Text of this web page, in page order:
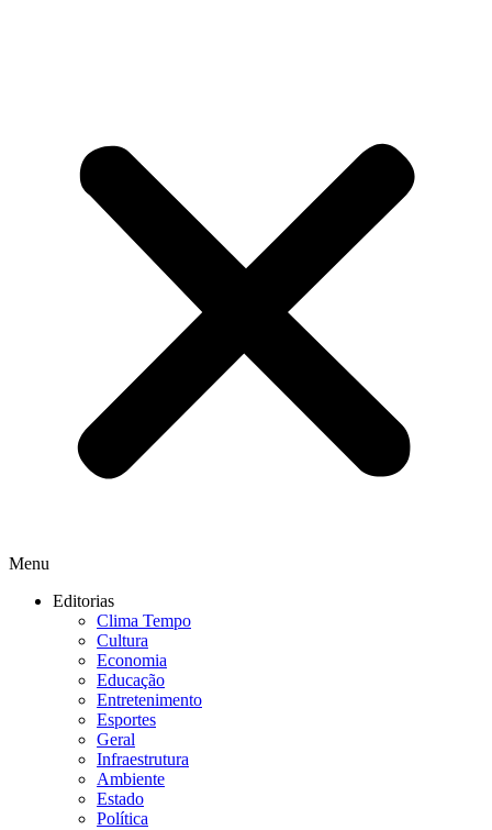
Menu
Editorias
Clima Tempo
Cultura
Economia
Educação
Entretenimento
Esportes
Geral
Infraestrutura
Ambiente
Estado
Política